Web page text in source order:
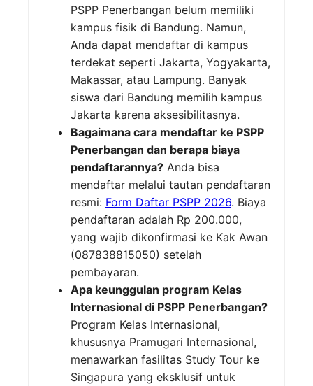
PSPP Penerbangan belum memiliki
kampus fisik di Bandung. Namun,
Anda dapat mendaftar di kampus
terdekat seperti Jakarta, Yogyakarta,
Makassar, atau Lampung. Banyak
siswa dari Bandung memilih kampus
Jakarta karena aksesibilitasnya.
Bagaimana cara mendaftar ke PSPP
Penerbangan dan berapa biaya
pendaftarannya? Anda bisa
mendaftar melalui tautan pendaftaran
resmi: Form Daftar PSPP 2026. Biaya
pendaftaran adalah Rp 200.000,
yang wajib dikonfirmasi ke Kak Awan
(087838815050) setelah
pembayaran.
Apa keunggulan program Kelas
Internasional di PSPP Penerbangan?
Program Kelas Internasional,
khususnya Pramugari Internasional,
menawarkan fasilitas Study Tour ke
Singapura yang eksklusif untuk